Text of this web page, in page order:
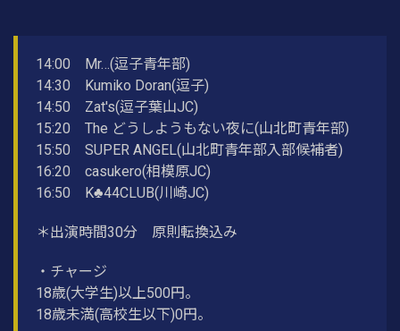
14:00 Mr…(逗子青年部)
14:30 Kumiko Doran(逗子)
14:50 Zat's(逗子葉山JC)
15:20 The どうしようもない夜に(山北町青年部)
15:50 SUPER ANGEL(山北町青年部入部候補者)
16:20 casukero(相模原JC)
16:50 K♣️44CLUB(川崎JC)
＊出演時間30分 原則転換込み
・チャージ
18歳(大学生)以上500円。
18歳未満(高校生以下)0円。